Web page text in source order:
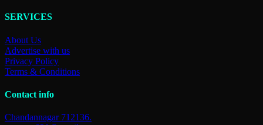
SERVICES
About Us
Advertise with us
Privacy Policy
Terms & Conditions
Contact info
Chandannagar 712136.